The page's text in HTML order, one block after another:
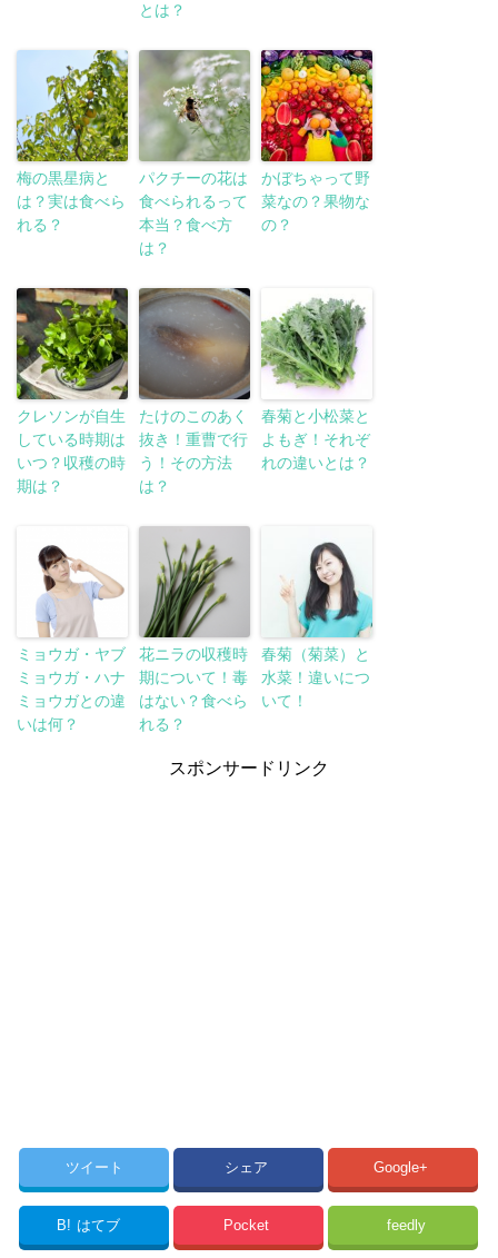
とは？
梅の黒星病と
は？実は食べら
れる？
パクチーの花は
食べられるって
本当？食べ方
は？
かぼちゃって野
菜なの？果物な
の？
クレソンが自生
している時期は
いつ？収穫の時
期は？
たけのこのあく
抜き！重曹で行
う！その方法
は？
春菊と小松菜と
よもぎ！それぞ
れの違いとは？
ミョウガ・ヤブ
ミョウガ・ハナ
ミョウガとの違
いは何？
花ニラの収穫時
期について！毒
はない？食べら
れる？
春菊（菊菜）と
水菜！違いにつ
いて！
スポンサードリンク
ツイート シェア Google+
B! はてブ Pocket feedly